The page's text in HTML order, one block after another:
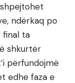
ndërkaq po
final ta
shkurtër
përfundojmë
edhe faza e